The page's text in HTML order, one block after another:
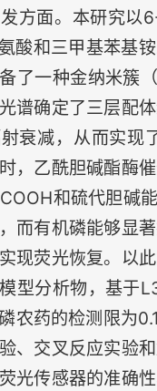
方面。本研究以
酸和三甲基苯基
了一种金纳米簇
谱确定了三层配
衰减，从而实现
，乙酰胆碱酯酶
和硫代胆碱
而有机磷能够显
现荧光恢复。以
型分析物，基于
农药的检测限为
、交叉反应实验和
光传感器的准确